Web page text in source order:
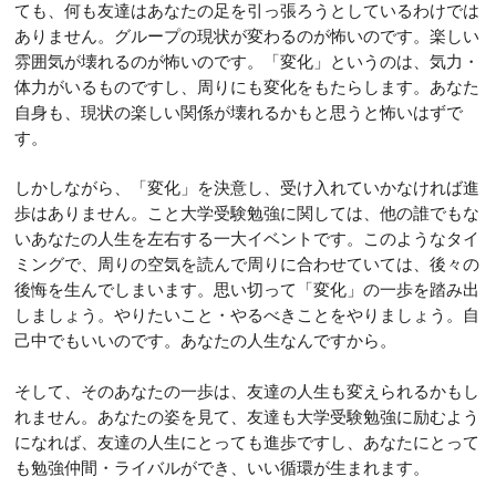
ても、何も友達はあなたの足を引っ張ろうとしているわけでは
ありません。グループの現状が変わるのが怖いのです。楽しい
雰囲気が壊れるのが怖いのです。「変化」というのは、気力・
体力がいるものですし、周りにも変化をもたらします。あなた
自身も、現状の楽しい関係が壊れるかもと思うと怖いはずで
す。
しかしながら、「変化」を決意し、受け入れていかなければ進
歩はありません。こと大学受験勉強に関しては、他の誰でもな
いあなたの人生を左右する一大イベントです。このようなタイ
ミングで、周りの空気を読んで周りに合わせていては、後々の
後悔を生んでしまいます。思い切って「変化」の一歩を踏み出
しましょう。やりたいこと・やるべきことをやりましょう。自
己中でもいいのです。あなたの人生なんですから。
そして、そのあなたの一歩は、友達の人生も変えられるかもし
れません。あなたの姿を見て、友達も大学受験勉強に励むよう
になれば、友達の人生にとっても進歩ですし、あなたにとって
も勉強仲間・ライバルができ、いい循環が生まれます。